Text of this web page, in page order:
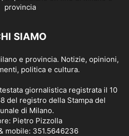
SIAMO
e provincia. Notizie, opinioni,
politica e cultura.
giornalistica registrata il 10
del registro della Stampa del
di Milano.
Pietro Pizzolla
mobile: 351.5646236